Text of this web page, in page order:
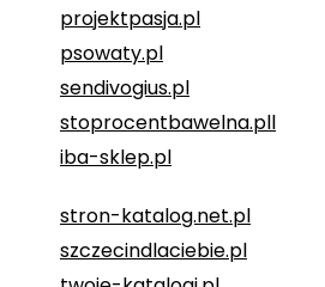
projektpasja.pl
psowaty.pl
sendivogius.pl
stoprocentbawelna.pll
iba-sklep.pl
stron-katalog.net.pl
szczecindlaciebie.pl